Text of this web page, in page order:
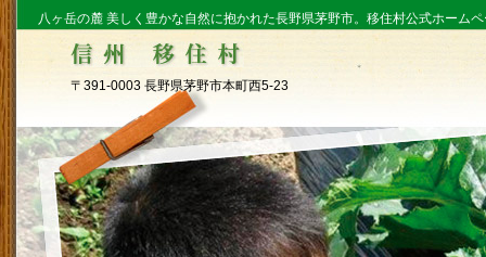
八ヶ岳の麓 美しく豊かな自然に抱かれた長野県茅野市。移住村公式ホーム
〒391-0003 長野県茅野市本町西5-23